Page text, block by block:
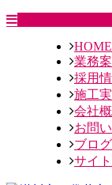
HOME
業務
採用
施工
会社
お問
ブログ
サイ